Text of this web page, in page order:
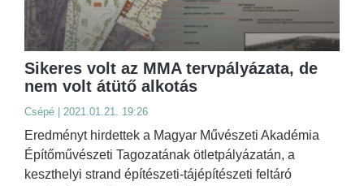
Sikeres volt az MMA tervpályázata, de
nem volt átütő alkotás
Csépé | 2021.01.21. 19:26
Eredményt hirdettek a Magyar Művészeti Akadémia
Építőművészeti Tagozatának ötletpályázatán, a
keszthelyi strand építészeti-tájépítészeti feltáró